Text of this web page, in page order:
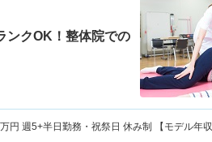
ンクOK！整体院での
万円 週5+半日勤務・祝祭日 休み制 【モデル年収